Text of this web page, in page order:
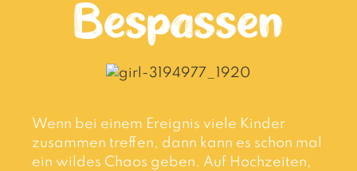
Bespassen
Wenn bei einem Ereignis viele Kinder
zusammen treffen, dann kann es schon mal
ein wildes Chaos geben. Auf Hochzeiten,